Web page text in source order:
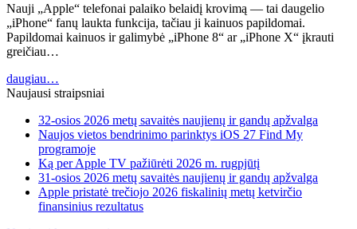
Nauji „Apple“ telefonai palaiko belaidį krovimą — tai daugelio
„iPhone“ fanų laukta funkcija, tačiau ji kainuos papildomai.
Papildomai kainuos ir galimybė „iPhone 8“ ar „iPhone X“ įkrauti
greičiau…
daugiau…
Naujausi straipsniai
32-osios 2026 metų savaitės naujienų ir gandų apžvalga
Naujos vietos bendrinimo parinktys iOS 27 Find My
programoje
Ką per Apple TV pažiūrėti 2026 m. rugpjūtį
31-osios 2026 metų savaitės naujienų ir gandų apžvalga
Apple pristatė trečiojo 2026 fiskalinių metų ketvirčio
finansinius rezultatus